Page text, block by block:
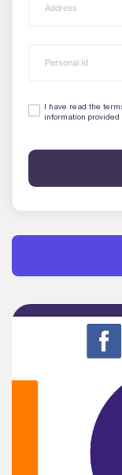
I have read the
information provided